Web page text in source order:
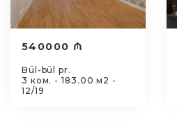
540000 ₼
Bül-bül pr.
3 ком. - 183.00 м2 -
12/19